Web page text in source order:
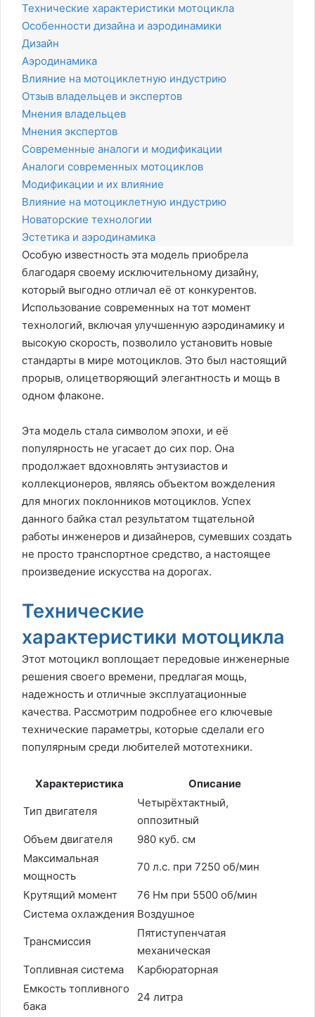
Технические характеристики мотоцикла
Особенности дизайна и аэродинамики
Дизайн
Аэродинамика
Влияние на мотоциклетную индустрию
Отзыв владельцев и экспертов
Мнения владельцев
Мнения экспертов
Современные аналоги и модификации
Аналоги современных мотоциклов
Модификации и их влияние
Влияние на мотоциклетную индустрию
Новаторские технологии
Эстетика и аэродинамика
Особую известность эта модель приобрела
благодаря своему исключительному дизайну,
который выгодно отличал её от конкурентов.
Использование современных на тот момент
технологий, включая улучшенную аэродинамику и
высокую скорость, позволило установить новые
стандарты в мире мотоциклов. Это был настоящий
прорыв, олицетворяющий элегантность и мощь в
одном флаконе.
Эта модель стала символом эпохи, и её
популярность не угасает до сих пор. Она
продолжает вдохновлять энтузиастов и
коллекционеров, являясь объектом вожделения
для многих поклонников мотоциклов. Успех
данного байка стал результатом тщательной
работы инженеров и дизайнеров, сумевших создать
не просто транспортное средство, а настоящее
произведение искусства на дорогах.
Технические
характеристики мотоцикла
Этот мотоцикл воплощает передовые инженерные
решения своего времени, предлагая мощь,
надежность и отличные эксплуатационные
качества. Рассмотрим подробнее его ключевые
технические параметры, которые сделали его
популярным среди любителей мототехники.
Характеристика Описание
Тип двигателя
Четырёхтактный,
оппозитный
Объем двигателя
980 куб. см
Максимальная
мощность
70 л.с. при 7250 об/мин
Крутящий момент
76 Нм при 5500 об/мин
Система охлаждения Воздушное
Трансмиссия
Пятиступенчатая
механическая
Топливная система
Карбюраторная
Емкость топливного
бака
24 литра